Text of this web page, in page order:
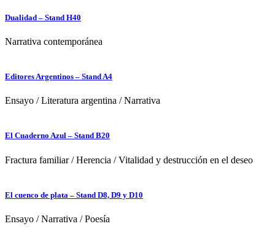
Dualidad – Stand H40
Narrativa contemporánea
Editores Argentinos – Stand A4
Ensayo /Literatura argentina /Narrativa
El Cuaderno Azul – Stand B20
Fractura familiar/Herencia /Vitalidad y destrucción en el deseo
El cuenco de plata – Stand D8, D9 y D10
Ensayo /Narrativa /Poesía